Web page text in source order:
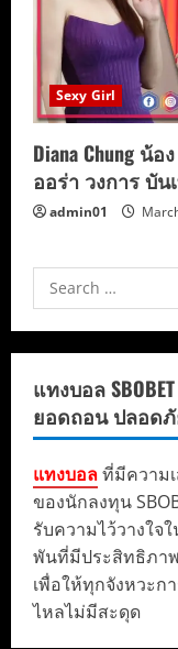
Sexy Girl
Diana Chung น้
ออร่า วงการ บัน
admin01
Search
for:
แทงบอล
ยอดถอน ปลอดภั
แทงบอลที่มีความ
ของนักลงทุน
รับความไว้วางใจ
พันที่มีประสิทธิภา
เพื่อให้ทุกจังหวะก
ไหลไม่มีสะดุด